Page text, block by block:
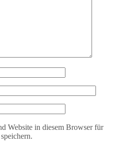
Website in diesem Browser für